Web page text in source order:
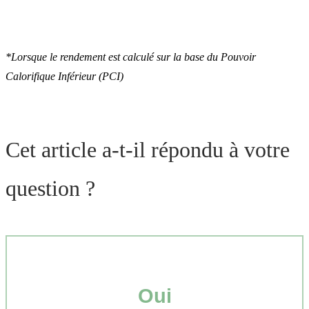
*Lorsque le rendement est calculé sur la base du Pouvoir
Calorifique Inférieur (PCI)
Cet article a-t-il répondu à votre
question ?
Oui